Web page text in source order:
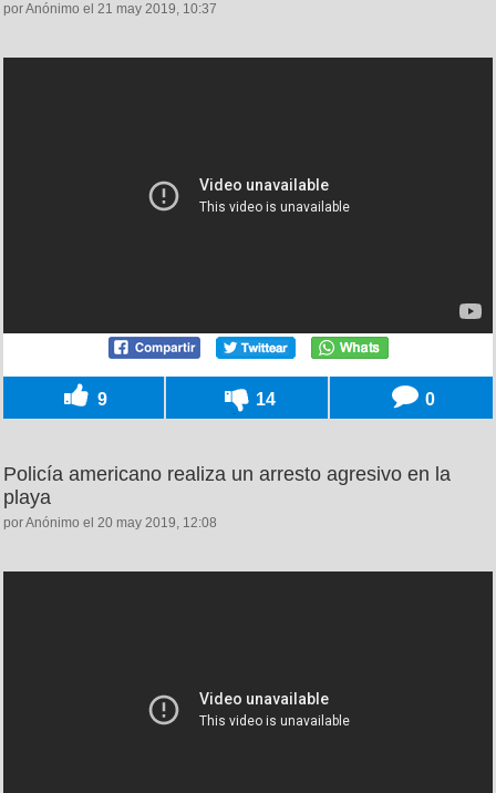
por Anónimo el 21 may 2019, 10:37
9 14 0
Policía americano realiza un arresto agresivo en la
playa
por Anónimo el 20 may 2019, 12:08